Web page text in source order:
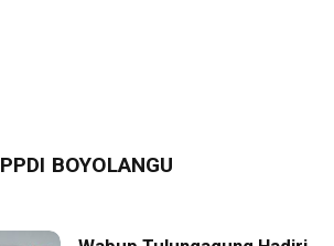
PPDI BOYOLANGU